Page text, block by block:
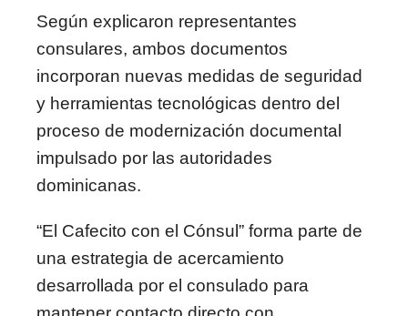
Según explicaron representantes
consulares, ambos documentos
incorporan nuevas medidas de seguridad
y herramientas tecnológicas dentro del
proceso de modernización documental
impulsado por las autoridades
dominicanas.
“El Cafecito con el Cónsul” forma parte de
una estrategia de acercamiento
desarrollada por el consulado para